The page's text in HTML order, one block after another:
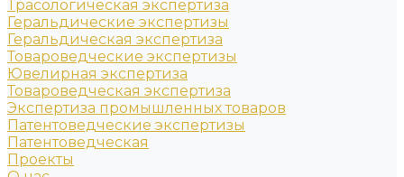
Трасологическая экспертиза
Геральдические экспертизы
Геральдическая экспертиза
Товароведческие экспертизы
Ювелирная экспертиза
Товароведческая экспертиза
Экспертиза промышленных товаров
Патентоведческие экспертизы
Патентоведческая
Проекты